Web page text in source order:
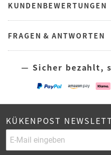
KUNDENBEWERTUNGEN
FRAGEN & ANTWORTEN
— Sicher bezahlt,
KÜKENPOST